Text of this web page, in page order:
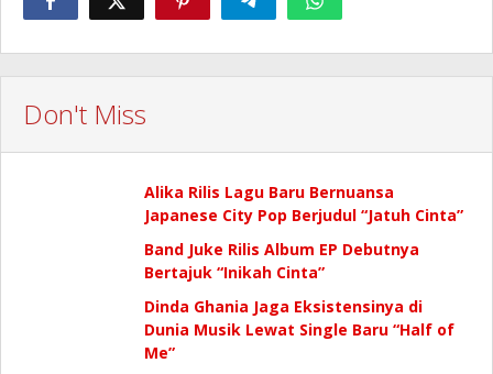
Don't Miss
Alika Rilis Lagu Baru Bernuansa
Japanese City Pop Berjudul “Jatuh Cinta”
Band Juke Rilis Album EP Debutnya
Bertajuk “Inikah Cinta”
Dinda Ghania Jaga Eksistensinya di
Dunia Musik Lewat Single Baru “Half of
Me”